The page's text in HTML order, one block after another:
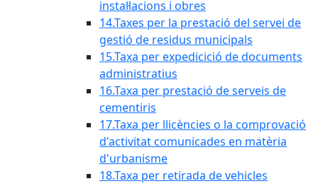
instal·lacions i obres
14.Taxes per la prestació del servei de
gestió de residus municipals
15.Taxa per expedicició de documents
administratius
16.Taxa per prestació de serveis de
cementiris
17.Taxa per llicències o la comprovació
d'activitat comunicades en matèria
d'urbanisme
18.Taxa per retirada de vehicles